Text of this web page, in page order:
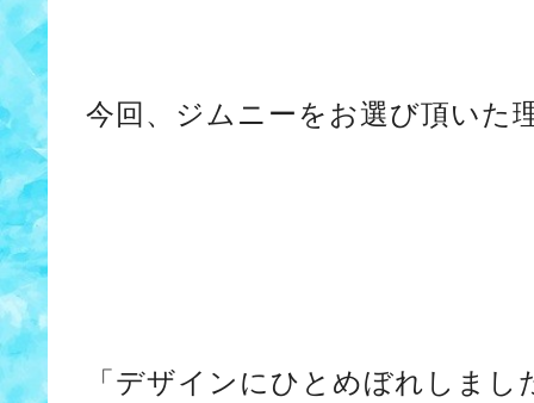
今回、ジムニーをお選び頂いた
「デザインにひとめぼれしまし